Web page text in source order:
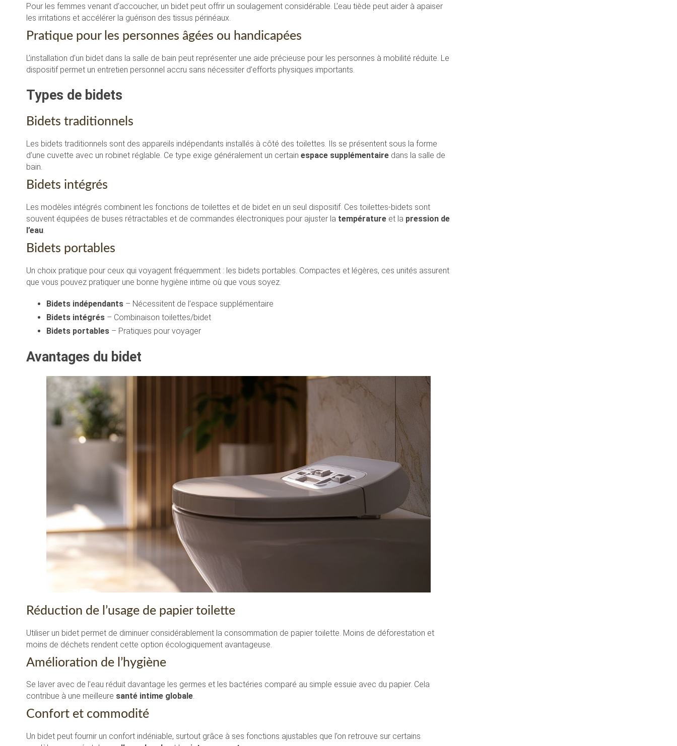
Pour les femmes venant d’accoucher, un bidet peut offrir un soulagement considérable. L’eau tiède peut aider à apaiser
les irritations et accélérer la guérison des tissus périnéaux.
Pratique pour les personnes âgées ou handicapées
L’installation d’un bidet dans la salle de bain peut représenter une aide précieuse pour les personnes à mobilité réduite. Le
dispositif permet un entretien personnel accru sans nécessiter d’efforts physiques importants.
Types de bidets
Bidets traditionnels
Les bidets traditionnels sont des appareils indépendants installés à côté des toilettes. Ils se présentent sous la forme
d’une cuvette avec un robinet réglable. Ce type exige généralement un certain espace supplémentaire dans la salle de
bain.
Bidets intégrés
Les modèles intégrés combinent les fonctions de toilettes et de bidet en un seul dispositif. Ces toilettes-bidets sont
souvent équipées de buses rétractables et de commandes électroniques pour ajuster la température et la pression de
l’eau
Bidets portables
Un choix pratique pour ceux qui voyagent fréquemment : les bidets portables. Compactes et légères, ces unités assurent
que vous pouvez pratiquer une bonne hygiène intime où que vous soyez.
Bidets indépendants – Nécessitent de l’espace supplémentaire
Bidets intégrés – Combinaison toilettes/bidet
Bidets portables – Pratiques pour voyager
Avantages du bidet
Réduction de l’usage de papier toilette
Utiliser un bidet permet de diminuer considérablement la consommation de papier toilette. Moins de déforestation et
moins de déchets rendent cette option écologiquement avantageuse.
Amélioration de l’hygiène
Se laver avec de l’eau réduit davantage les germes et les bactéries comparé au simple essuie avec du papier. Cela
contribue à une meilleure santé intime globale.
Confort et commodité
Un bidet peut fournir un confort indéniable, surtout grâce à ses fonctions ajustables que l’on retrouve sur certains